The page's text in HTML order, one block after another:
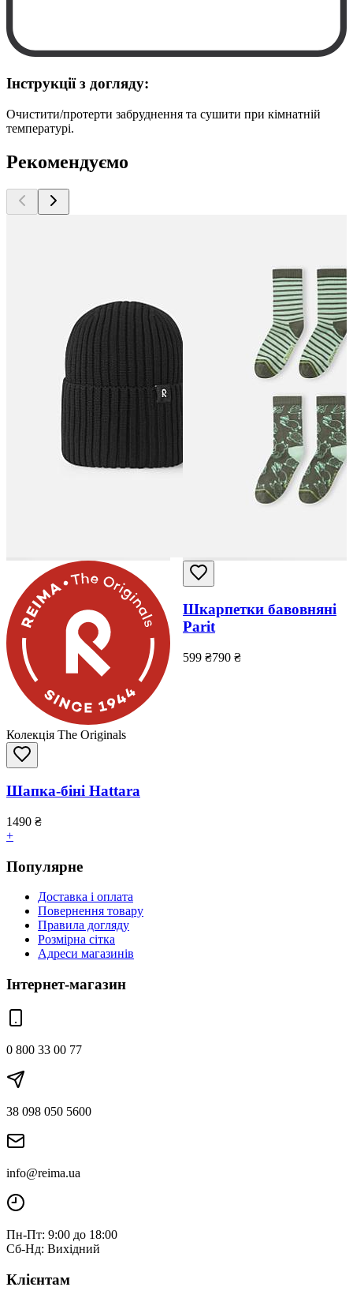
Інструкції з догляду:
Очистити/протерти забруднення та сушити при кімнатній
температурі.
Рекомендуємо
Колекція The Originals
Шапка-біні Hattara
1490 ₴
+
Шкарпетки бавовняні
Parit
599 ₴790 ₴
Популярне
Доставка і оплата
Повернення товару
Правила догляду
Розмірна сітка
Адреси магазинів
Інтернет-магазин
0 800 33 00 77
38 098 050 5600
info@reima.ua
Пн-Пт: 9:00 до 18:00
Сб-Нд: Вихідний
Клієнтам